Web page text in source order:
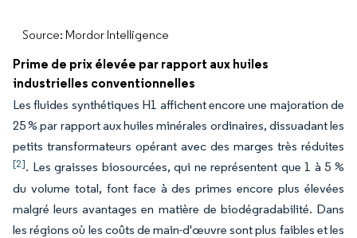
Source: Mordor Intelligence
Prime de prix élevée par rapport aux huiles
industrielles conventionnelles
Les fluides synthétiques H1 affichent encore une majoration de
25 % par rapport aux huiles minérales ordinaires, dissuadant les
petits transformateurs opérant avec des marges très réduites
[2]. Les graisses biosourcées, qui ne représentent que 1 à 5 %
du volume total, font face à des primes encore plus élevées
malgré leurs avantages en matière de biodégradabilité. Dans
les régions où les coûts de main-d'œuvre sont plus faibles et les